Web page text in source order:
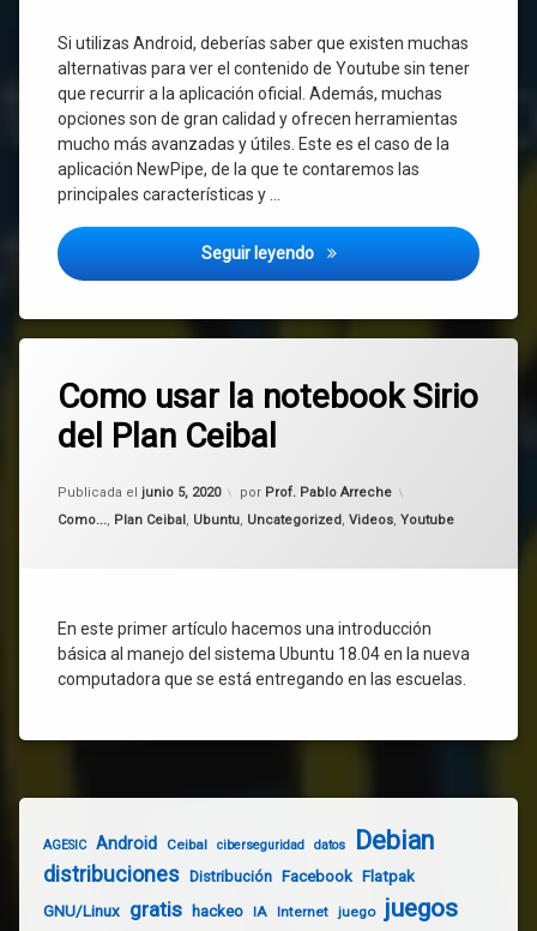
Si utilizas Android, deberías saber que existen muchas
alternativas para ver el contenido de Youtube sin tener
que recurrir a la aplicación oficial. Además, muchas
opciones son de gran calidad y ofrecen herramientas
mucho más avanzadas y útiles. Este es el caso de la
aplicación NewPipe, de la que te contaremos las
principales características y …
Seguir leyendo Escucha videos de
Como usar la notebook Sirio
del Plan Ceibal
Publicada el junio 5, 2020 por Prof. Pablo Arreche
Categorías:
Como..., Plan Ceibal , Ubuntu, Uncategorized, Videos, Youtube
En este primer artículo hacemos una introducción
básica al manejo del sistema Ubuntu 18.04 en la nueva
computadora que se está entregando en las escuelas.
configuración
Plan
Video
comentarios
en
Como
usar
notebook
Sirio
AGESIC Android Ceibal ciberseguridad datos Debian
distribuciones Distribución Facebook Flatpak
GNU/Linux gratis hackeo IA Internet juego juegos